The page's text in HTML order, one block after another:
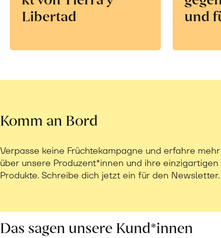
Libertad
und
Komm an Bord
Verpasse keine Früchtekampagne und erfahre mehr
über unsere Produzent*innen und ihre einzigartigen
Produkte. Schreibe dich jetzt ein für den Newsletter.
Das sagen unsere Kund*innen